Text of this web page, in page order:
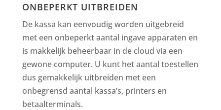
ONBEPERKT UITBREIDEN
De kassa kan eenvoudig worden uitgebreid
met een onbeperkt aantal ingave apparaten en
is makkelijk beheerbaar in de cloud via een
gewone computer. U kunt het aantal toestellen
dus gemakkelijk uitbreiden met een
onbegrensd aantal kassa’s, printers en
betaalterminals.